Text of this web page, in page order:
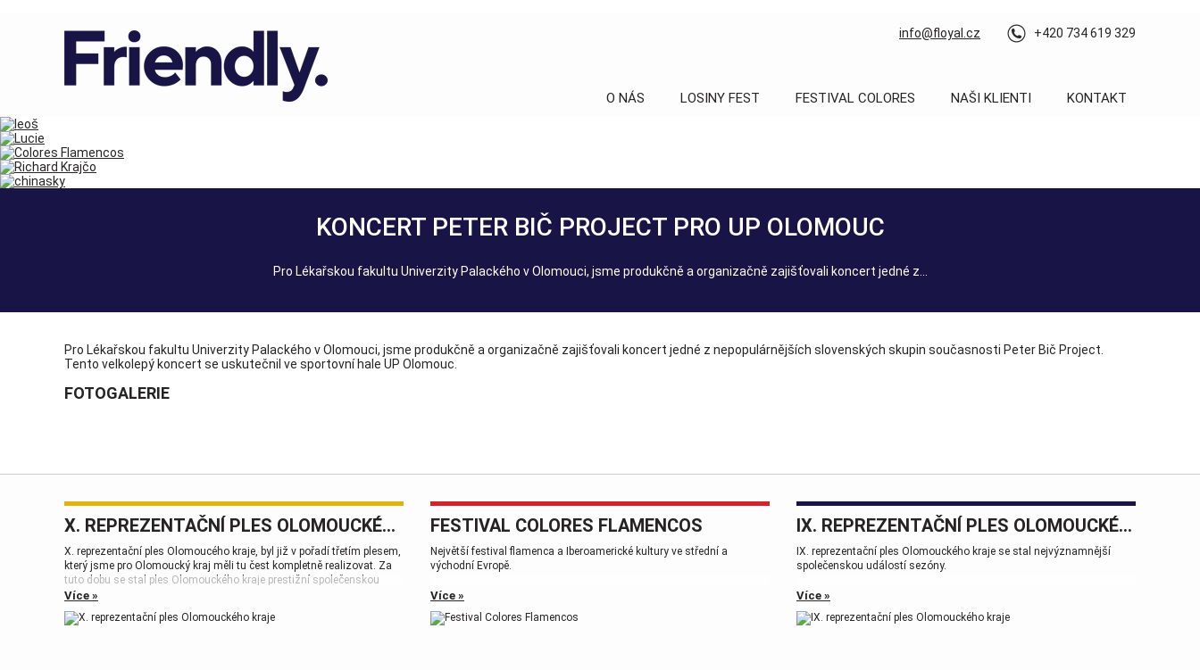
+420 734 619 329
info@floyal.cz
O NÁS LOSINY FEST FESTIVAL COLORES NAŠI KLIENTI KONTAKT
KONCERT PETER BIČ PROJECT PRO UP OLOMOUC
Pro Lékařskou fakultu Univerzity Palackého v Olomouci, jsme produkčně a organizačně zajišťovali koncert jedné z...
Pro Lékařskou fakultu Univerzity Palackého v Olomouci, jsme produkčně a organizačně zajišťovali koncert jedné z nepopulárnějších slovenských skupin současnosti Peter Bič Project.
Tento velkolepý koncert se uskutečnil ve sportovní hale UP Olomouc.
FOTOGALERIE
X. REPREZENTAČNÍ PLES OLOMOUCKÉHO KRAJE
X. reprezentační ples Olomoucého kraje, byl již v pořadí třetím plesem,
který jsme pro Olomoucký kraj měli tu čest kompletně realizovat. Za
tuto dobu se stal ples Olomouckého kraje prestižní společenskou
událostí, která patří k vrcholům plesové sezóny.
Více »
FESTIVAL COLORES FLAMENCOS
Největší festival flamenca a Iberoamerické kultury ve střední a
východní Evropě.
Více »
IX. REPREZENTAČNÍ PLES OLOMOUCKÉHO KRAJE
IX. reprezentační ples Olomouckého kraje se stal nejvýznamnější
společenskou událostí sezóny.
Více »